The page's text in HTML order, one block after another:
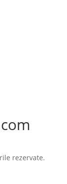
rezervate.